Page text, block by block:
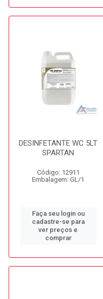
DESINFETANTE WC 5LT
SPARTAN
Código: 12911
Embalagem: GL/1
Faça seu login ou
cadastre-se para
ver preços e
comprar